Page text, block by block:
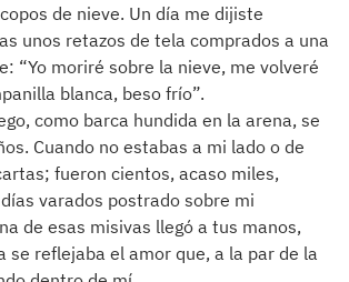
de nieve. Un día me dijiste
unos retazos de tela comprados a una
“Yo moriré sobre la nieve, me volveré
blanca, beso frío”.
como barca hundida en la arena, se
Cuando no estabas a mi lado o de
fueron cientos, acaso miles,
varados postrado sobre mi
de esas misivas llegó a tus manos,
se reflejaba el amor que, a la par de la